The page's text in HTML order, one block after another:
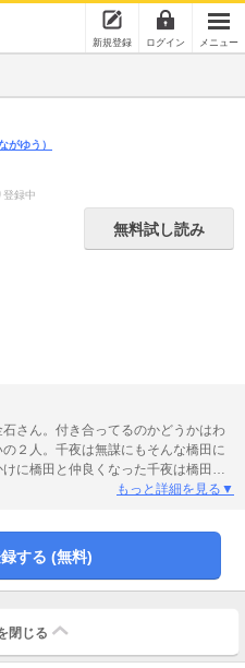
新規登録 ログイン メニュー
がゆう）
登録中
無料試し読み
さん。付き合ってるのかどうかはわ
２人。千夜は無謀にもそんな橋田に
に橋田と仲良くなった千夜は橋田が
。そしてまたそんな金石さんも別の
もっと詳細を見る▼
する (無料)
閉じる